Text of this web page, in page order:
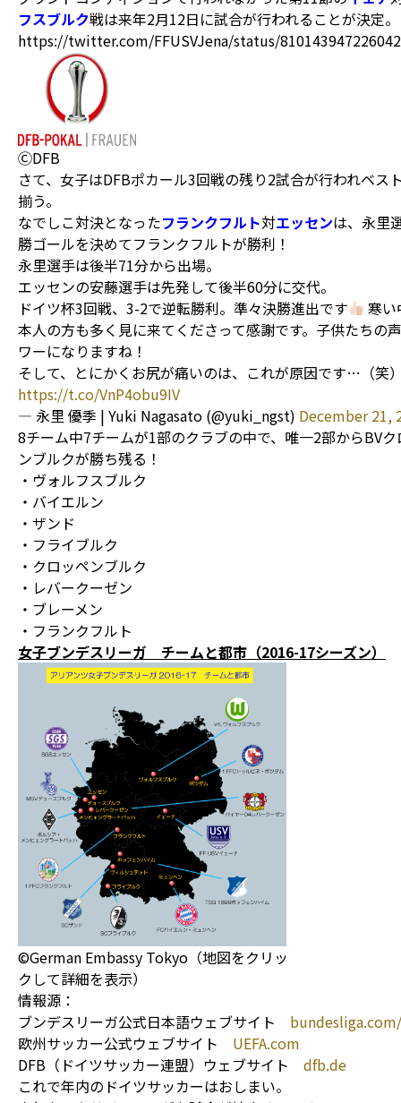
フスブルク戦は来年2月12日に試合が行われることが決定。
https://twitter.com/FFUSVJena/status/
ⒸDFB
さて、女子はDFBポカール3回戦の残り2試合が行われベス
揃う。
なでしこ対決となったフランクフルト対エッセンは、永里
勝ゴールを決めてフランクフルトが勝利！
永里選手は後半71分から出場。
エッセンの安藤選手は先発して後半60分に交代。
ドイツ杯3回戦、3-2で逆転勝利。準々決勝進出です
寒い
本人の方も多く見に来てくださって感謝です。子供たちの
ワーになりますね！
そして、とにかくお尻が痛いのは、これが原因です…（笑
https://t.co/VnP4obu9IV
— 永里 優季 | Yuki Nagasato (@yuki_ngst) December 21,
8チーム中7チームが1部のクラブの中で、唯一2部からBV
ンブルクが勝ち残る！
・ヴォルフスブルク
・バイエルン
・ザンド
・フライブルク
・クロッペンブルク
・レバークーゼン
・ブレーメン
・フランクフルト
女子ブンデスリーガ チームと都市（2016-17シーズン）
©German Embassy Tokyo（地図をクリッ
クして詳細を表示）
情報源：
ブンデスリーガ公式日本語ウェブサイト
欧州サッカー公式ウェブサイト UEFA.com
DFB（ドイツサッカー連盟）ウェブサイト dfb.de
これで年内のドイツサッカーはおしまい。